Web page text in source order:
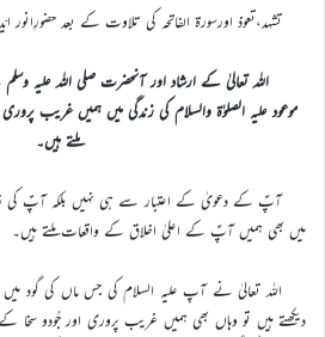
تشہد،تعوذ اورسورة الفاتحہ کی تلاوت کے بعد حضورِانور
اللہ تعالیٰ کے ارشاد اور آنحضرت صلی اللہ علیہ
موعود علیہ الصلوٰۃ والسلام کی زندگی میں ہمیں غریب
ملتے ہیں۔
آپؑ کے دعویٰ کے اعتبار سے ہی نہیں بلکہ آپؑ کی
میں بھی ہمیں آپؑ کے اعلیٰ اخلاق کے واقعات ملتے ہیں۔
اللہ تعالیٰ نے آپ علیہ السلام کی جس ماں کی گود
دیکھتے ہیں تو وہاں بھی ہمیں غریب پروری اور جُودو